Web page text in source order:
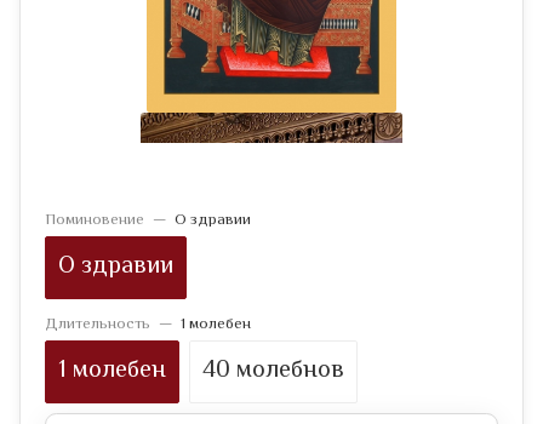
Поминовение — О здравии
О здравии
Длительность — 1 молебен
1 молебен 40 молебнов